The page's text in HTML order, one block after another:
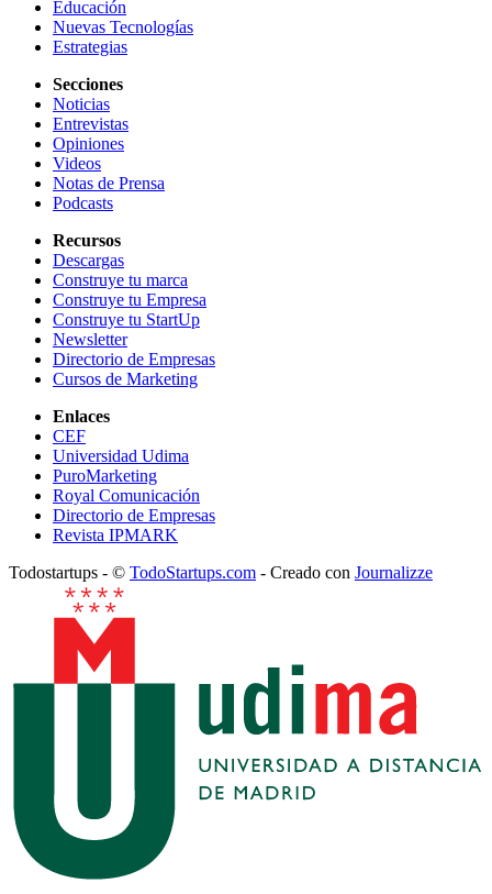
Educación
Nuevas Tecnologías
Estrategias
Secciones
Noticias
Entrevistas
Opiniones
Videos
Notas de Prensa
Podcasts
Recursos
Descargas
Construye tu marca
Construye tu Empresa
Construye tu StartUp
Newsletter
Directorio de Empresas
Cursos de Marketing
Enlaces
CEF
Universidad Udima
PuroMarketing
Royal Comunicación
Directorio de Empresas
Revista IPMARK
Todostartups - © TodoStartups.com - Creado con Journalizze